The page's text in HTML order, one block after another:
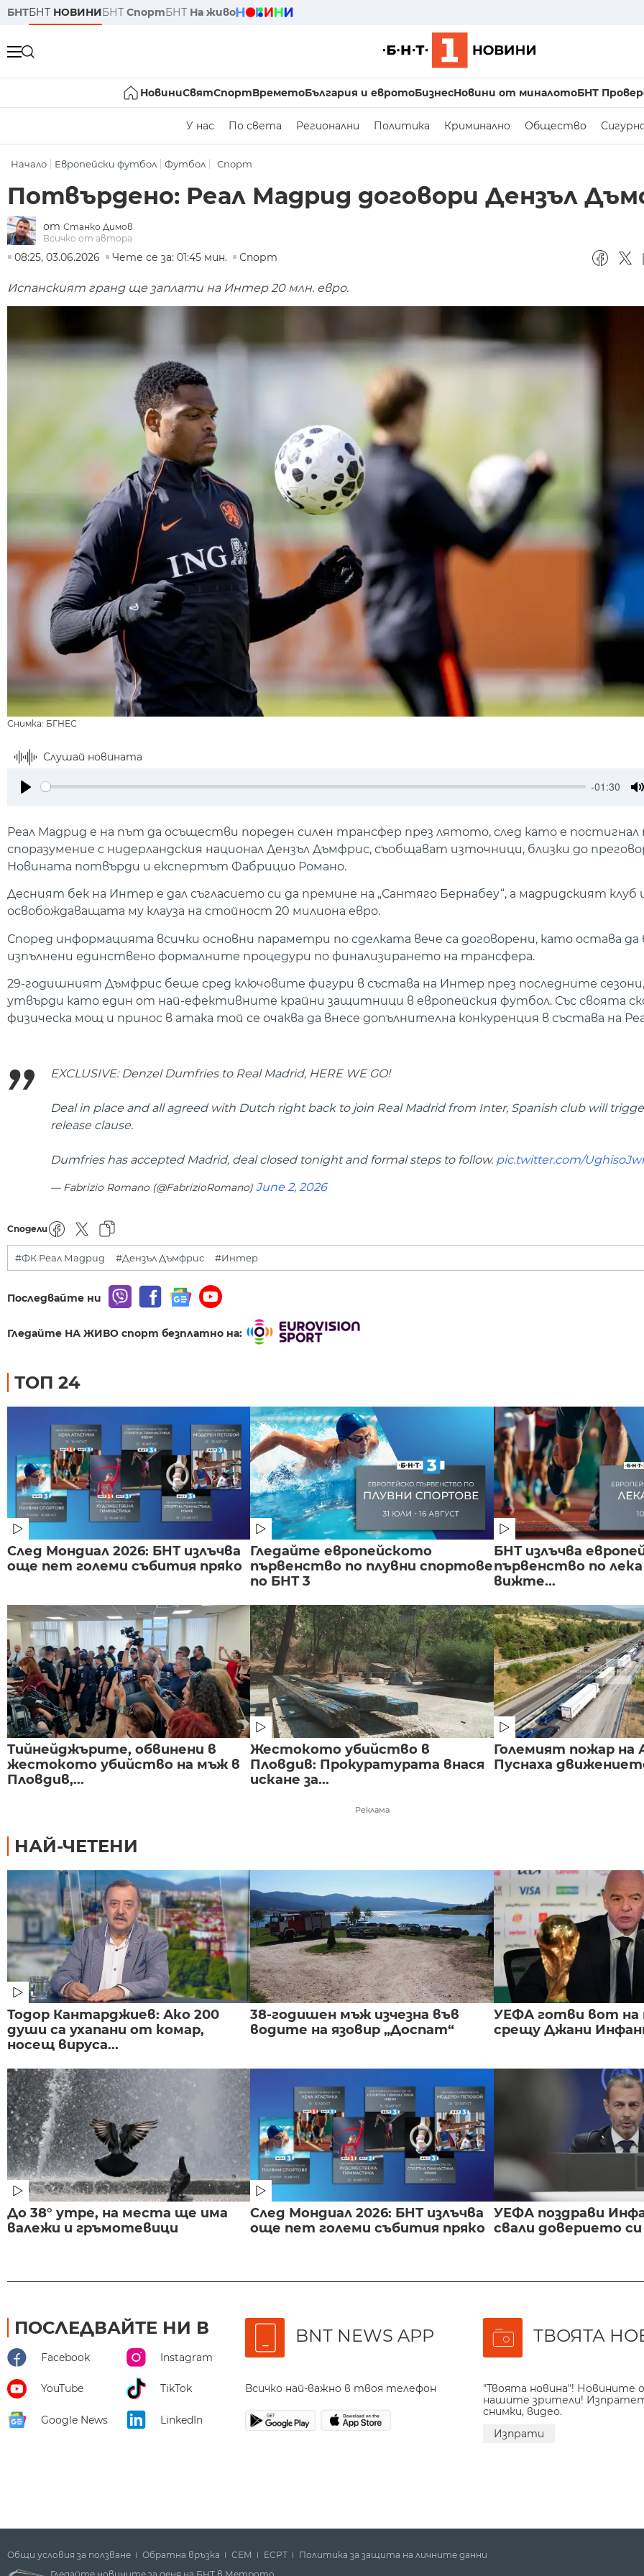
БНТБНТ НОВИНИБНТ СпортБНТ На живо
НовиниСвятСпортВреметоБългария и евротоБизнесНовини от миналотоБНТ
У нас По света Регионални Политика Криминално Общество
Начало Европейски футбол Футбол Спорт
Потвърдено: Реал Мадрид договори Дензъл
от Станко Димов
Всичко от автора
08:25, 03.06.2026
Чете се за: 01:45 мин. Спорт
Испанският гранд ще заплати на Интер 20 млн. евро.
Снимка: БГНЕС
Слушай новината
-01:30
Реал Мадрид е на път да осъществи пореден силен трансфер през лятото, след като е постигнал
споразумение с нидерландския национал Дензъл Дъмфрис, съобщават източници, близки до
Новината потвърди и експертът Фабрицио Романо.
Десният бек на Интер е дал съгласието си да премине на „Сантяго Бернабеу“, а мадридският
освобождаващата му клауза на стойност 20 милиона евро.
Според информацията всички основни параметри по сделката вече са договорени, като остава
изпълнени единствено формалните процедури по финализирането на трансфера.
29-годишният Дъмфрис беше сред ключовите фигури в състава на Интер през последните
утвърди като един от най-ефективните крайни защитници в европейския футбол. Със своята
физическа мощ и принос в атака той се очаква да внесе допълнителна конкуренция в състава на
EXCLUSIVE: Denzel Dumfries to Real Madrid, HERE WE GO!
Deal in place and all agreed with Dutch right back to join Real Madrid from Inter, Spanish club will
release clause.
Dumfries has accepted Madrid, deal closed tonight and formal steps to follow. pic.twitter.com/
— Fabrizio Romano (@FabrizioRomano) June 2, 2026
Сподели
#ФК Реал Мадрид #Дензъл Дъмфрис #Интер
Последвайте ни
Гледайте НА ЖИВО спорт безплатно на:
ТОП 24
След Мондиал 2026: БНТ излъчва
още пет големи събития пряко
Гледайте европейското
първенство по плувни спортове
по БНТ 3
БНТ излъчва
първенство по
вижте...
Тийнейджърите, обвинени в
жестокото убийство на мъж в
Пловдив,...
Жестокото убийство в
Пловдив: Прокуратурата внася
искане за...
Големият пожар на
Пуснаха
Реклама
НАЙ-ЧЕТЕНИ
Тодор Кантарджиев: Ако 200
души са ухапани от комар,
носещ вируса...
38-годишен мъж изчезна във
водите на язовир „Доспат“
УЕФА готви вот на
срещу Джани
До 38° утре, на места ще има
валежи и гръмотевици
След Мондиал 2026: БНТ излъчва
още пет големи събития пряко
УЕФА поздрави
свали доверието
ПОСЛЕДВАЙТЕ НИ В
Facebook Instagram
YouTube TikTok
Google News LinkedIn
BNT NEWS APP
Всичко най-важно в твоя телефон
ТВОЯТА
"Твоята новина"! Новините
нашите зрители!
снимки, видео.
Изпрати
Общи условия за ползване Обратна връзка СЕМ ECPT Политика за защита на личните данни